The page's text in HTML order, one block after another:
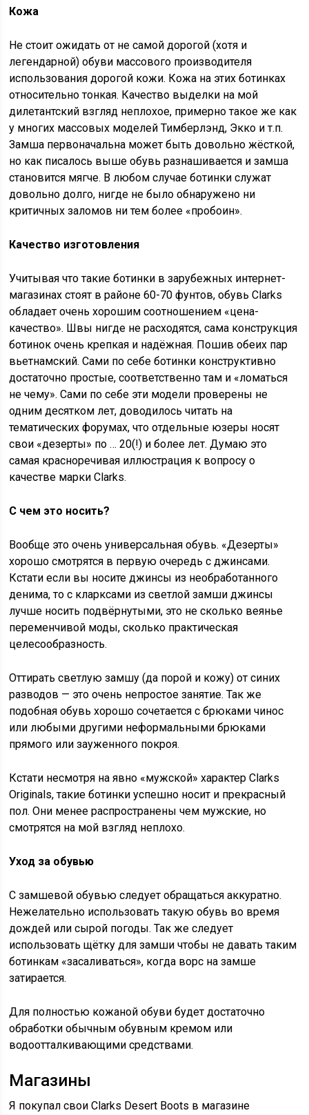
Кожа
Не стоит ожидать от не самой дорогой (хотя и
легендарной) обуви массового производителя
использования дорогой кожи. Кожа на этих ботинках
относительно тонкая. Качество выделки на мой
дилетантский взгляд неплохое, примерно такое же как
у многих массовых моделей Тимберлэнд, Экко и т.п.
Замша первоначальна может быть довольно жёсткой,
но как писалось выше обувь разнашивается и замша
становится мягче. В любом случае ботинки служат
довольно долго, нигде не было обнаружено ни
критичных заломов ни тем более «пробоин».
Качество изготовления
Учитывая что такие ботинки в зарубежных интернет-
магазинах стоят в районе 60-70 фунтов, обувь Clarks
обладает очень хорошим соотношением «цена-
качество». Швы нигде не расходятся, сама конструкция
ботинок очень крепкая и надёжная. Пошив обеих пар
вьетнамский. Сами по себе ботинки конструктивно
достаточно простые, соответственно там и «ломаться
не чему». Сами по себе эти модели проверены не
одним десятком лет, доводилось читать на
тематических форумах, что отдельные юзеры носят
свои «дезерты» по … 20(!) и более лет. Думаю это
самая красноречивая иллюстрация к вопросу о
качестве марки Clarks.
С чем это носить?
Вообще это очень универсальная обувь. «Дезерты»
хорошо смотрятся в первую очередь с джинсами.
Кстати если вы носите джинсы из необработанного
денима, то с кларксами из светлой замши джинсы
лучше носить подвёрнутыми, это не сколько веянье
переменчивой моды, сколько практическая
целесообразность.
Оттирать светлую замшу (да порой и кожу) от синих
разводов — это очень непростое занятие. Так же
подобная обувь хорошо сочетается с брюками чинос
или любыми другими неформальными брюками
прямого или зауженного покроя.
Кстати несмотря на явно «мужской» характер Clarks
Originals, такие ботинки успешно носит и прекрасный
пол. Они менее распространены чем мужские, но
смотрятся на мой взгляд неплохо.
Уход за обувью
С замшевой обувью следует обращаться аккуратно.
Нежелательно использовать такую обувь во время
дождей или сырой погоды. Так же следует
использовать щётку для замши чтобы не давать таким
ботинкам «засаливаться», когда ворс на замше
затирается.
Для полностью кожаной обуви будет достаточно
обработки обычным обувным кремом или
водоотталкивающими средствами.
Магазины
Я покупал свои Clarks Desert Boots в магазине